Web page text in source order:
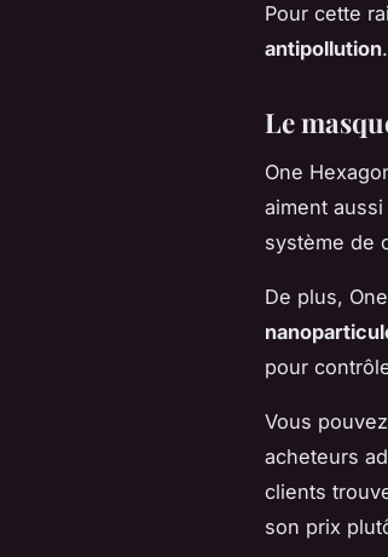
Pour cette
antipollution.
Le
One
aiment aussi
système de
De plus,
pour
Vous pouvez
acheteurs
clients
son prix